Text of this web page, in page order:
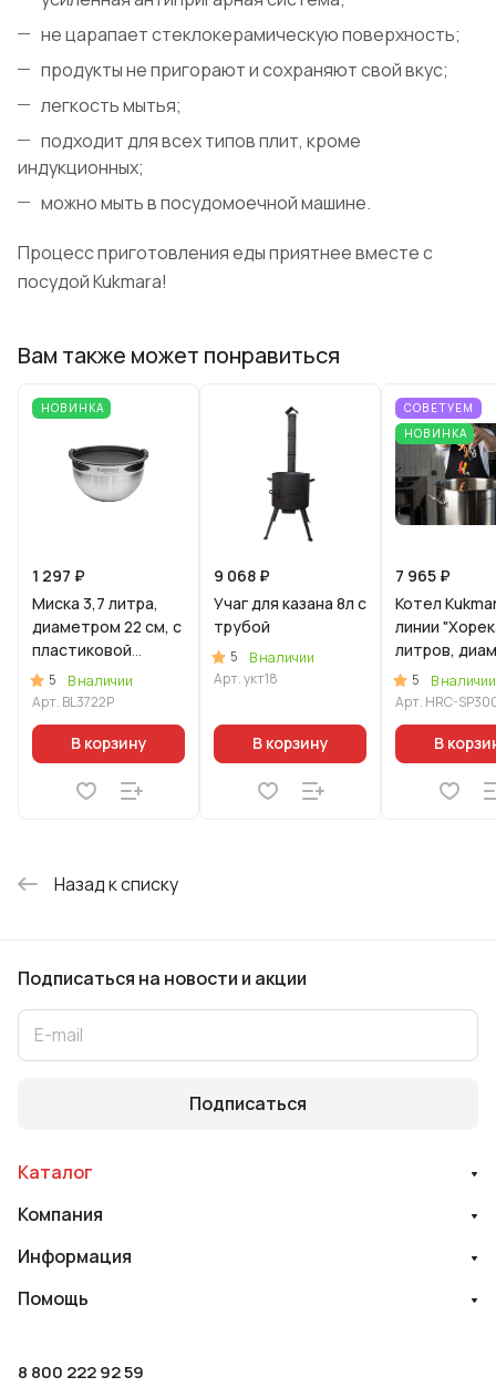
не царапает стеклокерамическую поверхность;
продукты не пригорают и сохраняют свой вкус;
легкость мытья;
подходит для всех типов плит, кроме
индукционных;
можно мыть в посудомоечной машине.
Процесс приготовления еды приятнее вместе с
посудой Kukmara!
Вам также может понравиться
НОВИНКА
1 297 ₽
Миска 3,7 литра,
диаметром 22 см, с
пластиковой
крышкой
5
В наличии
Арт. BL3722P
В корзину
9 068 ₽
Учаг для казана 8л с
трубой
5
В наличии
Арт.укт18
В корзину
СОВЕТУЕМ
НОВИНКА
7 965 ₽
Котел
линии
литров,
35см, с
5
В наличии
Арт. HRC-
В
Назад к списку
Подписаться на новости и акции
Подписаться
Каталог
Компания
Информация
Помощь
8 800 222 92 59